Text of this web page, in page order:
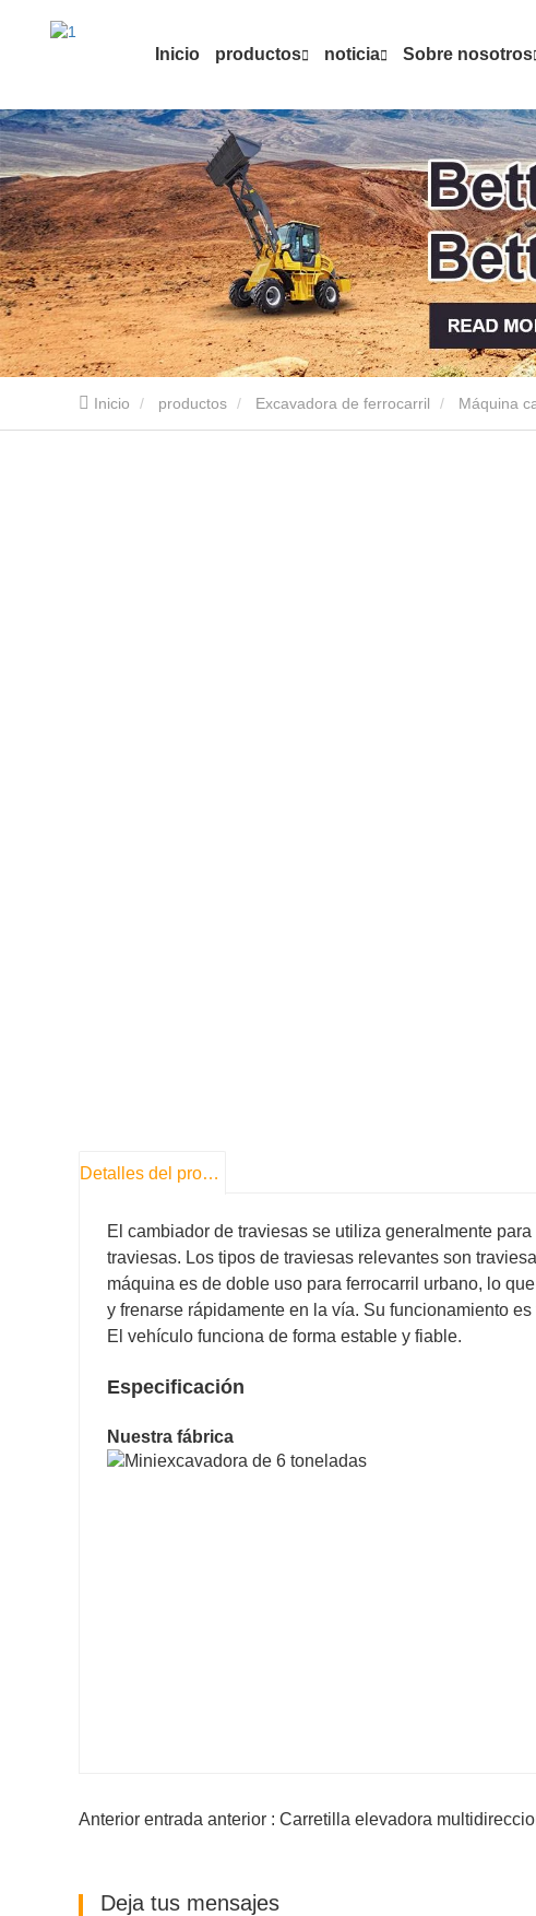
Inicio productos noticia Sobre nosotros
Inicio productos Excavadora de ferrocarril Máquina
Detalles del producto
El cambiador de traviesas se utiliza generalmente
traviesas. Los tipos de traviesas relevantes son
máquina es de doble uso para ferrocarril urbano, lo
y frenarse rápidamente en la vía. Su funcionamiento
El vehículo funciona de forma estable y fiable.
Especificación
Nuestra fábrica
Anterior entrada anterior : Carretilla elevadora
Deja tus mensajes